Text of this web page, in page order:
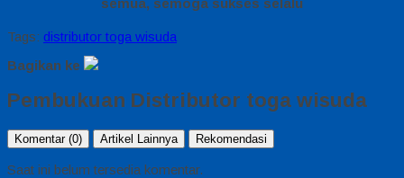
Tags: distributor toga wisuda
Bagikan ke
Pembukuan Distributor toga wisuda
Komentar (0) Artikel Lainnya Rekomendasi
Saat ini belum tersedia komentar.